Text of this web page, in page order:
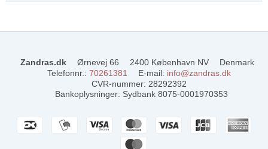
Zandras.dk Ørnevej 66 2400 København NV
Denmark
Telefonnr. : 70261381 E-mail: info@zandras.dk
CVR-nummer: 28292392
Bankoplysninger: Sydbank 8075-0001970353